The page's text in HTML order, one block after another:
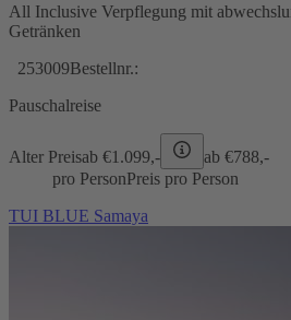
All Inclusive Verpflegung mit
Getränken
253009Bestellnr.:
Pauschalreise
Alter Preisab €1.099,- ab €788,-
pro PersonPreis pro Person
TUI BLUE Samaya